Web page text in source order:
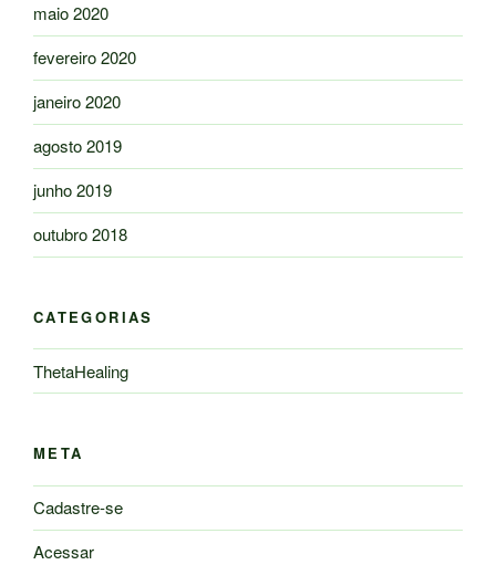
maio 2020
fevereiro 2020
janeiro 2020
agosto 2019
junho 2019
outubro 2018
CATEGORIAS
ThetaHealing
META
Cadastre-se
Acessar